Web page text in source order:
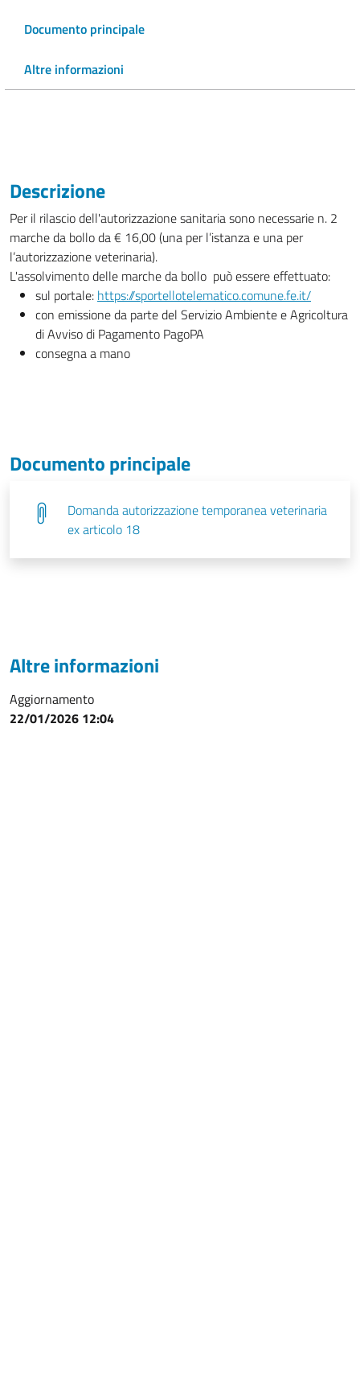
Documento principale
Altre informazioni
Descrizione
Per il rilascio dell'autorizzazione sanitaria sono necessarie n. 2
marche da bollo da € 16,00 (una per l’istanza e una per
l’autorizzazione veterinaria).
L'assolvimento delle marche da bollo può essere effettuato:
sul portale: https://sportellotelematico.comune.fe.it/
con emissione da parte del Servizio Ambiente e Agricoltura
di Avviso di Pagamento PagoPA
consegna a mano
Documento principale
Domanda autorizzazione temporanea veterinaria
ex articolo 18
Altre informazioni
Aggiornamento
22/01/2026 12:04